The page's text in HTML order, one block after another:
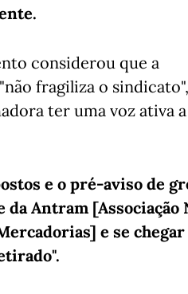
considerou que a
fragiliza o sindicato",
ter uma voz ativa
e o pré-aviso de
Antram [Associação
e se chegar